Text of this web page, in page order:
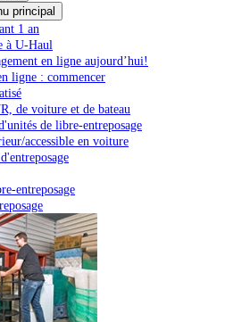
principal
1 an
à U-Haul
en ligne aujourd’hui!
ligne : commencer
de voiture et de bateau
de libre-entreposage
accessible en voiture
entreposage